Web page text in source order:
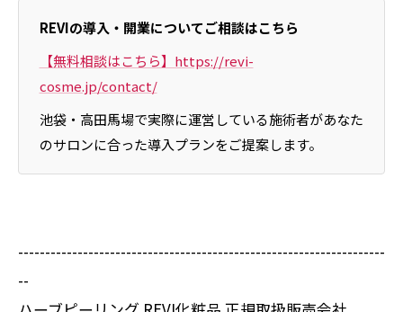
REVIの導入・開業についてご相談はこちら
【無料相談はこちら】https://revi-
cosme.jp/contact/
池袋・高田馬場で実際に運営している施術者があなた
のサロンに合った導入プランをご提案します。
--------------------------------------------------------------------
--